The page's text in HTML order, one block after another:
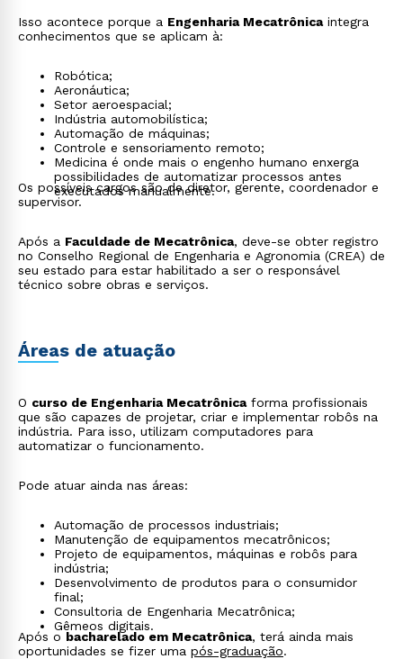
Isso acontece porque a Engenharia Mecatrônicaintegra
conhecimentos que se aplicam à:
Robótica;
Aeronáutica;
Setor aeroespacial;
Indústria automobilística;
Automação de máquinas;
Controle e sensoriamento remoto;
Medicina é onde mais o engenho humano enxerga
possibilidades de automatizar processos antes
executados manualmente.
Os possíveis cargos são de diretor, gerente, coordenador e
supervisor.
Após a Faculdade de Mecatrônica, deve-se obter registro
no Conselho Regional de Engenharia e Agronomia (CREA) de
seu estado para estar habilitado a ser o responsável
técnico sobre obras e serviços.
Áreas de atuação
O curso de Engenharia Mecatrônicaforma profissionais
que são capazes de projetar, criar e implementar robôs na
indústria. Para isso, utilizam computadores para
automatizar o funcionamento.
Pode atuar ainda nas áreas:
Automação de processos industriais;
Manutenção de equipamentos mecatrônicos;
Projeto de equipamentos, máquinas e robôs para
indústria;
Desenvolvimento de produtos para o consumidor
final;
Consultoria de Engenharia Mecatrônica;
Gêmeos digitais.
Após o bacharelado em Mecatrônica, terá ainda mais
oportunidades se fizer uma pós-graduação.